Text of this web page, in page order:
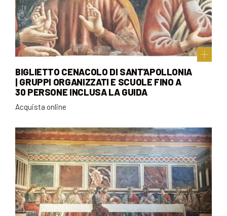
BIGLIETTO CENACOLO DI SANT'APOLLONIA
| GRUPPI ORGANIZZATI E SCUOLE FINO A
30 PERSONE INCLUSA LA GUIDA
Acquista online